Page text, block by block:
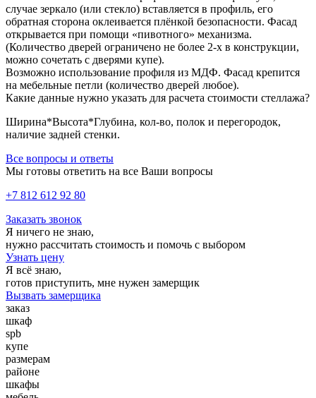
случае зеркало (или стекло) вставляется в профиль, его
обратная сторона оклеивается плёнкой безопасности. Фасад
открывается при помощи «пивотного» механизма.
(Количество дверей ограничено не более 2-х в конструкции,
можно сочетать с дверями купе).
Возможно использование профиля из МДФ. Фасад крепится
на мебельные петли (количество дверей любое).
Какие данные нужно указать для расчета стоимости cтеллажа?
Ширина*Высота*Глубина, кол-во, полок и перегородок,
наличие задней стенки.
Все вопросы и ответы
Мы готовы ответить на все Ваши вопросы
+7 812 612 92 80
Заказать звонок
Я ничего не знаю,
нужно рассчитать стоимость и помочь с выбором
Узнать цену
Я всё знаю,
готов приступить, мне нужен замерщик
Вызвать замерщика
заказ
шкаф
spb
купе
размерам
районе
шкафы